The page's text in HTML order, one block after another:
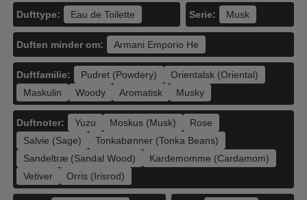
Dufttype: Eau de Toilette Serie: Musk
Duftnoter: Yuzu Moskus (Musk)
Rose
Salvie (Sage)
Tonkabønner (Tonka Beans)
Sandeltræ (Sandal Wood)
Kardemomme (Cardamom)
Vetiver
Orris (Irisrod)
Duftfamilie: Pudret (Powdery)
Orientalsk (Oriental)
Maskulin
Woody Aromatisk Musky
Duften minder om: Armani Emporio He